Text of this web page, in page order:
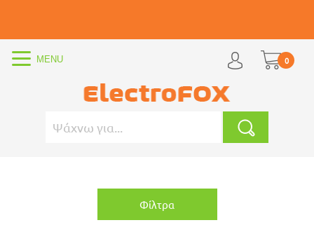
0
Φίλτρα